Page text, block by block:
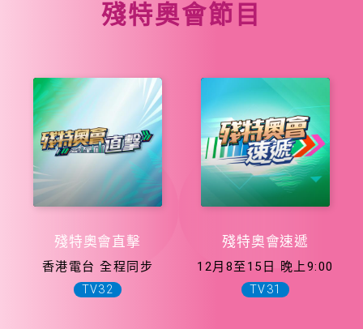
殘特奧會節目
殘特奧會直擊
香港電台 全程同步
TV32
殘特奧會速遞
12月8至15日 晚上9:00
TV31